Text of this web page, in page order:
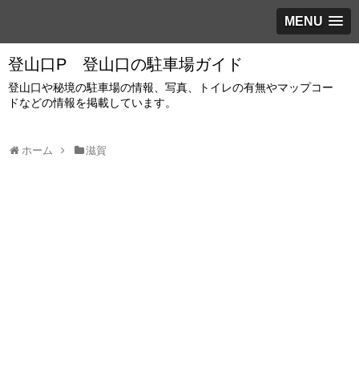
MENU
登山口P 登山口の駐車場ガイド
登山口や秘境の駐車場の情報、写真、トイレの有無やマップコー
ドなどの情報を掲載しています。
ホーム 滋賀